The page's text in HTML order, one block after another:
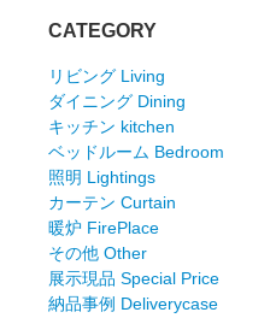
CATEGORY
リビング Living
ダイニング Dining
キッチン kitchen
ベッドルーム Bedroom
照明 Lightings
カーテン Curtain
暖炉 FirePlace
その他 Other
展示現品 Special Price
納品事例 Deliverycase